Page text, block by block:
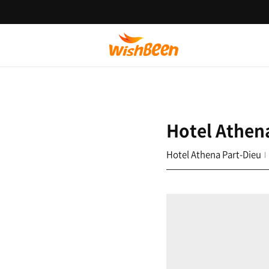
Hotel
Hotel Athena Part-Dieu